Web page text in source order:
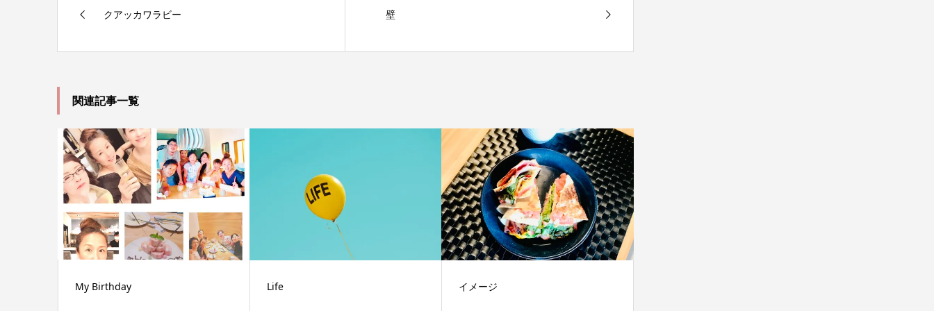
クアッカワラビー 壁
関連記事一覧
My Birthday Life イメージ